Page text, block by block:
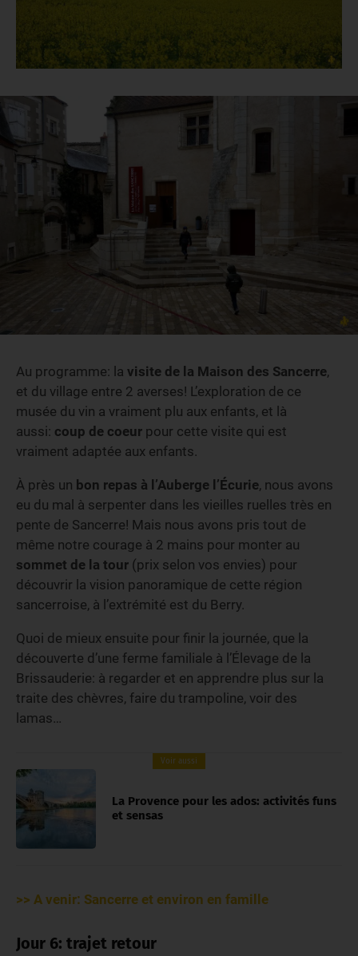
Au programme: la visite de la Maison des Sancerre,
et du village entre 2 averses! L’exploration de ce
musée du vin a vraiment plu aux enfants, et là
aussi: coup de coeur pour cette visite qui est
vraiment adaptée aux enfants.
À près un bon repas à l’Auberge l’Écurie, nous avons
eu du mal à serpenter dans les vieilles ruelles très en
pente de Sancerre! Mais nous avons pris tout de
même notre courage à 2 mains pour monter au
sommet de la tour (prix selon vos envies) pour
découvrir la vision panoramique de cette région
sancerroise, à l’extrémité est du Berry.
Quoi de mieux ensuite pour finir la journée, que la
découverte d’une ferme familiale à l’Élevage de la
Brissauderie: à regarder et en apprendre plus sur la
traite des chèvres, faire du trampoline, voir des
lamas…
Voir aussi
La Provence pour les ados: activités funs
et sensas
>> A venir: Sancerre et environ en famille
Jour 6: trajet retour